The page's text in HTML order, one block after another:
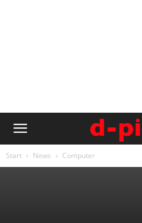
Start News Computer